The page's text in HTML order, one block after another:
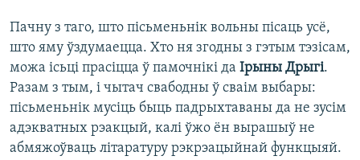
Пачну з таго, што пісьменьнік вольны пісаць усё,
што яму ўздумаецца. Хто ня згодны з гэтым тэзісам,
можа ісьці прасіцца ў памочнікі да Ірыны Дрыгі.
Разам з тым, і чытач свабодны ў сваім выбары:
пісьменьнік мусіць быць падрыхтаваны да не зусім
адэкватных рэакцый, калі ўжо ён вырашыў не
абмяжоўваць літаратуру рэкрэацыйнай функцыяй.